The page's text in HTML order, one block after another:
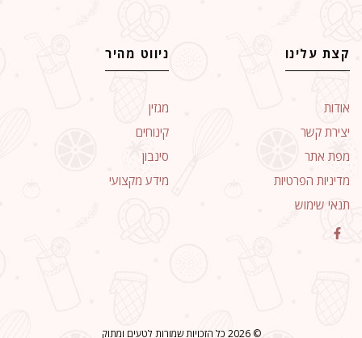
קצת עלינו
אודות
יצירת קשר
מפת אתר
מדיניות הפרטיות
תנאי שימוש
ניווט מהיר
מגזין
קינוחים
סינבון
מידע מקצועי
© 2026 כל הזכויות שמורות לטעים ומתוק